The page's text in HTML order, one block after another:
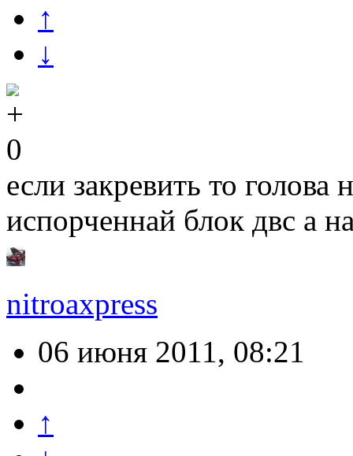
↑
↓
0
если закревить то голова
испорченнай блок двс а
nitroaxpress
06 июня 2011, 08:21
↑